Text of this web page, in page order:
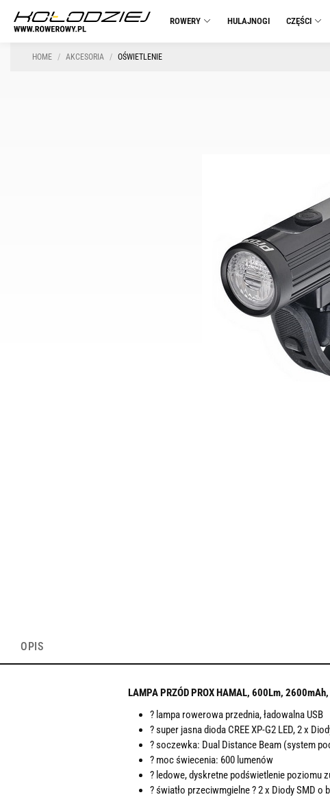
ROWERY HULAJNOGI CZĘŚCI
HOME AKCESORIA OŚWIETLENIE
OPIS
LAMPA PRZÓD PROX HAMAL, 600Lm, 2600mAh,
? lampa rowerowa przednia, ładowalna USB
? super jasna dioda CREE XP-G2 LED, 2 x
? soczewka: Dual Distance Beam (system
? moc świecenia: 600 lumenów
? ledowe, dyskretne podświetlenie poziomu
? światło przeciwmgielne ? 2 x Diody SMD o